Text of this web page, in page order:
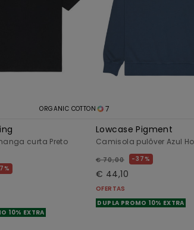
ORGANIC COTTON
curta Preto
10% EXTRA
7
Lowcase Pigment
Camisola pulôver Azul
€ 70,00 37%
€ 44,10
OFERTAS
DUPLA PROMO 10% EXTRA